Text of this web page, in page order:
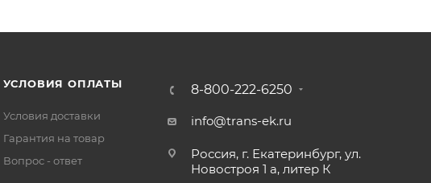
УСЛОВИЯ ОПЛАТЫ
Условия доставки
Гарантия на товар
Вопрос - ответ
8-800-222-6250
info@trans-ek.ru
Россия, г. Екатеринбург, ул.
Новостроя 1 а, литер К